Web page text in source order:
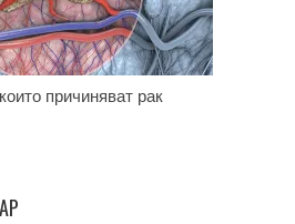
причиняват рак